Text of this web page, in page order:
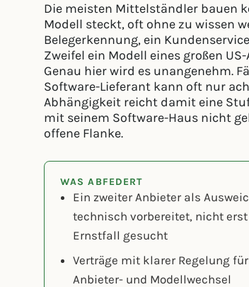
Die meisten Mittelständler bauen
Modell steckt, oft ohne zu wissen
Belegerkennung, ein
Zweifel ein Modell eines großen
Genau hier wird es unangenehm.
Software-Lieferant kann oft nur
Abhängigkeit reicht damit eine
mit seinem Software-Haus nicht
offene Flanke.
WAS ABFEDERT
Ein zweiter Anbieter als
technisch vorbereitet, nicht
Ernstfall gesucht
Verträge mit klarer Regelung für
Anbieter- und Modellwechsel